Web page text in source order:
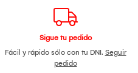
Sigue tu pedido
Fácil y rápido sólo con tu DNI. Seguir
pedido